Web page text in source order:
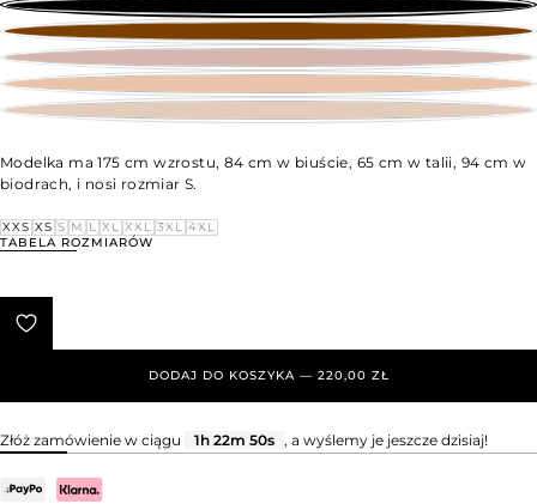
Modelka ma 175 cm wzrostu, 84 cm w biuście, 65 cm w talii, 94 cm w
biodrach, i nosi rozmiar S.
ROZMIAR XXS
XXSWARIANT
WYPRZEDANY
LUB
XSWARIANT
WYPRZEDANY
LUB
SWARIANT
WYPRZEDANY
LUB
MWARIANT
WYPRZEDANY
LUB
LWARIANT
WYPRZEDANY
XLWARIANT
WYPRZEDANY
XXLWARIANT
WYPRZEDANY
3XLWARIANT
4XLWARIANT
TABELA ROZMIARÓW
DODAJ DO KOSZYKA — 220,00 ZŁ
Złóż zamówienie w ciągu 1h 22m 50s , a wyślemy je jeszcze dzisiaj!